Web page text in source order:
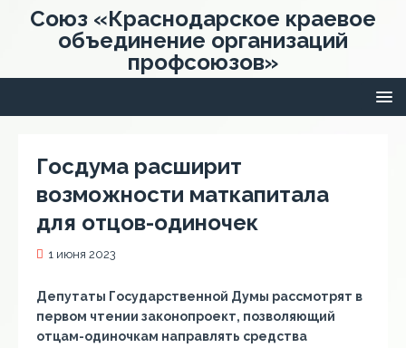
Союз «Краснодарское краевое
объединение организаций
профсоюзов»
Госдума расширит
возможности маткапитала
для отцов-одиночек
1 июня 2023
Депутаты Государственной Думы рассмотрят в
первом чтении законопроект, позволяющий
отцам-одиночкам направлять средства